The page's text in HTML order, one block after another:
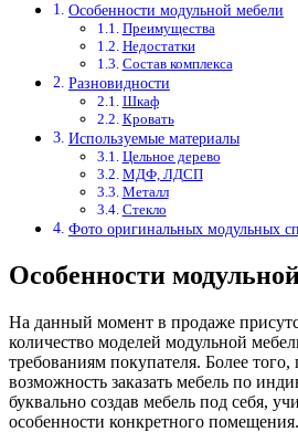
Особенности модульной мебели
Преимущества
Недостатки
Состав комплекса
Разновидности
Шкаф
Кровать
Используемые материалы
Цельное дерево
МДФ, ЛДСП
Металл
Стекло
Фото оригинальных модульных
Особенности
На данный момент в продаже
количество моделей модульной
требованиям покупателя. Более того,
возможность заказать мебель по
буквально создав мебель под себя,
особенности конкретного помещения.